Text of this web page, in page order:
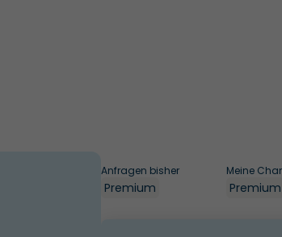
Anfragen bisher
Premium
Meine
Premium